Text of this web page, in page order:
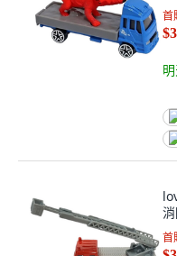
首
首